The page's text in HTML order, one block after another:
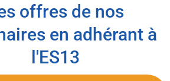
offres de nos
en adhérant à
l'ES13